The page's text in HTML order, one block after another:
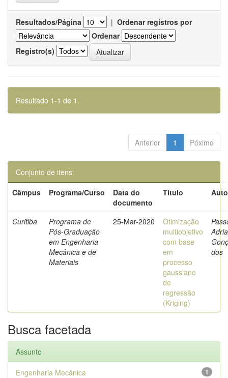
Resultados/Página | Ordenar registros por
Ordenar
Registro(s)
Resultado 1-1 de 1.
Anterior 1 Póximo
Conjunto de itens:
Câmpus
Programa/Curso
Data do
documento
Título
Curitiba
Programa de
Pós-Graduação
em Engenharia
Mecânica e de
Materiais
25-Mar-2020
Otimização
multiobjetivo
com base
em
processo
gaussiano
de
regressão
(Kriging)
dos
Busca facetada
Assunto
1
Engenharia Mecânica